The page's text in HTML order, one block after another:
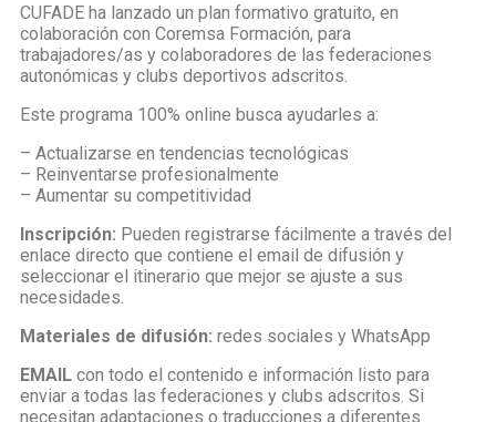
CUFADE ha lanzado un plan formativo gratuito, en
colaboración con Coremsa Formación, para
trabajadores/as y colaboradores de las federaciones
autonómicas y clubs deportivos adscritos.
Este programa 100% online busca ayudarles a:
– Actualizarse en tendencias tecnológicas
– Reinventarse profesionalmente
– Aumentar su competitividad
Inscripción: Pueden registrarse fácilmente a través del
enlace directo que contiene el email de difusión y
seleccionar el itinerario que mejor se ajuste a sus
necesidades.
Materiales de difusión: redes sociales y WhatsApp
EMAIL con todo el contenido e información listo para
enviar a todas las federaciones y clubs adscritos. Si
necesitan adaptaciones o traducciones a diferentes